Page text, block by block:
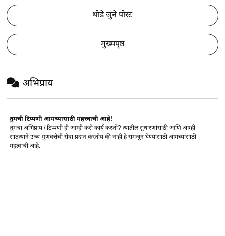
थोडे जुने पोस्ट
मुख्यपृष्ठ
अभिप्राय
तुमची टिप्पणी आमच्यासाठी महत्त्वाची आहे!
तुमचा अभिप्राय / टिप्पणी ही आम्ही कसे कार्य करतो? त्यातील सुधारणांसाठी आणि आम्ही
सातत्याने उच्च-गुणवत्तेची सेवा प्रदान करतोय की नाही हे समजून घेण्यासाठी आमच्यासाठी
महत्वाची आहे.